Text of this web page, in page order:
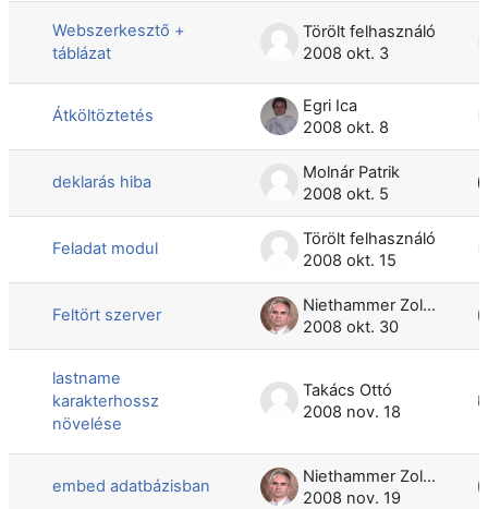
Webszerkesztő +
táblázat
Törölt felhasználó
2008 okt. 3
Átköltöztetés
Egri Ica
2008 okt. 8
deklarás hiba
Molnár Patrik
2008 okt. 5
Feladat modul
Törölt felhasználó
2008 okt. 15
Feltört szerver
Niethammer Zoltán
2008 okt. 30
lastname
karakterhossz
növelése
Takács Ottó
2008 nov. 18
embed adatbázisban
Niethammer Zoltán
2008 nov. 19